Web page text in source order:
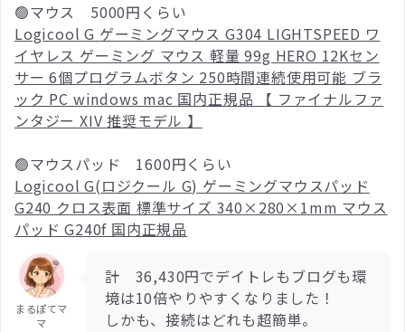
🟢マウス 5000円くらい
Logicool G ゲーミングマウス G304 LIGHTSPEED ワ
イヤレス ゲーミング マウス 軽量 99g HERO 12Kセン
サー 6個プログラムボタン 250時間連続使用可能 ブラ
ック PC windows mac 国内正規品 【 ファイナルファ
ンタジー XIV 推奨モデル 】
🟢マウスパッド 1600円くらい
Logicool G(ロジクール G) ゲーミングマウスパッド
G240 クロス表面 標準サイズ 340×280×1mm マウス
パッド G240f 国内正規品
まるぽてマ
マ
計 36,430円でデイトレもブログも環
境は10倍やりやすくなりました！
しかも、接続はどれも超簡単。